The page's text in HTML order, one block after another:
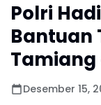
Polri
Bantuan
Tamiang
Desember 15,